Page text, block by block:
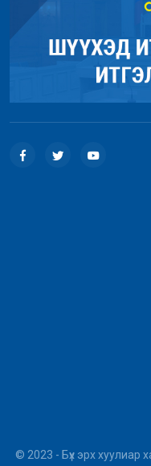
© 2023 - Бүх эрх хуулиар